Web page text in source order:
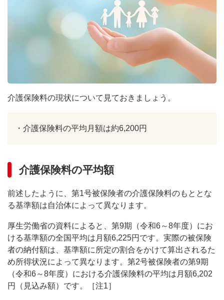
介護保険料の現状について見ておきましょう。
・ 介護保険料の平均月額は約6,200円
介護保険料の平均額
前述したように、第1号被保険者の介護保険料のもととな
る基準額は自治体によって異なります。
厚生労働省の資料によると、第9期（令和6～8年度）にお
ける基準額の全国平均は月額6,225円です。実際の被保険
者の納付額は、基準額に所定の割合をかけて算出されるた
め所得状況によって異なります。第2号被保険者の第9期
（令和6～8年度）における介護保険料の平均は月額6,202
円（見込み額）です。［注1］